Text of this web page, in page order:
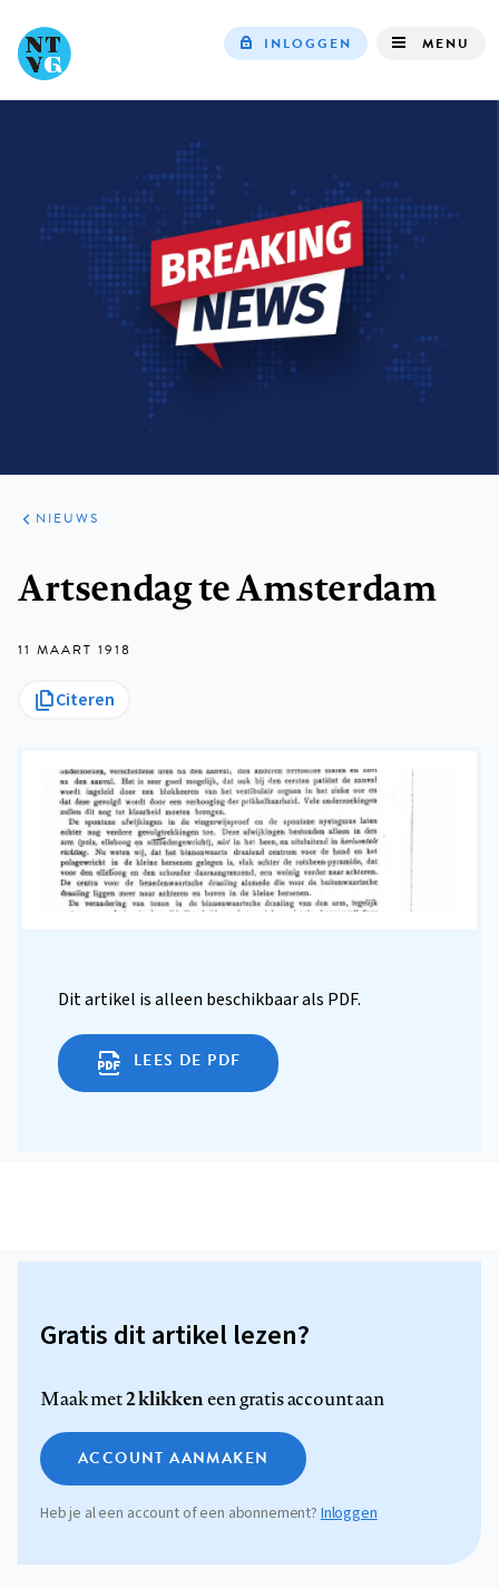
INLOGGEN MENU
ARTIKELEN
HET
KORT
NIEUWS
Artsendag te Amsterdam
11 MAART 1918
Citeren
Dit artikel is alleen beschikbaar als PDF.
LEES DE PDF
Gratis dit artikel lezen?
Maak met2 klikkeneen gratis account aan
ACCOUNT AANMAKEN
Heb je al een account of een abonnement? Inloggen